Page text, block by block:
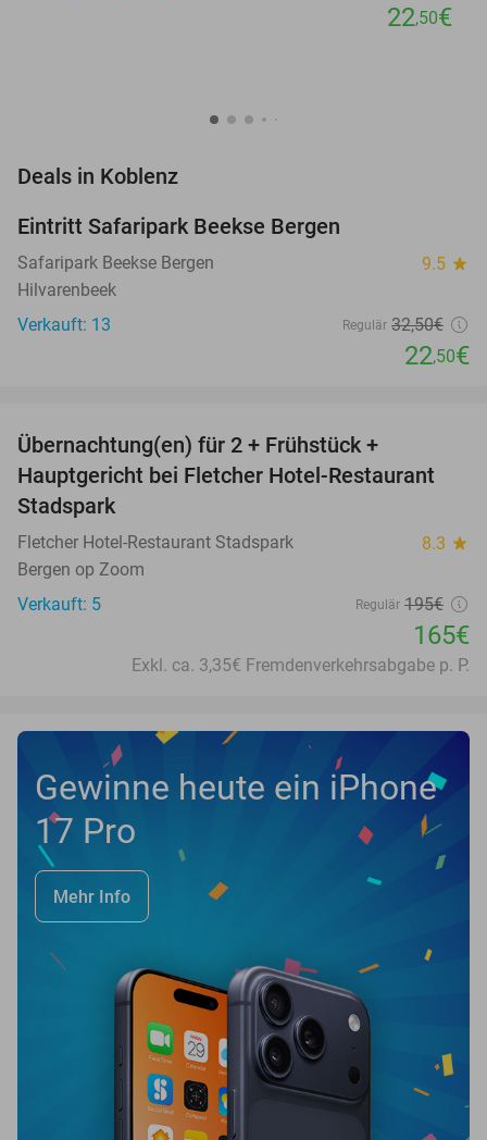
22,50€
Deals in Koblenz
TODAY
Eintritt Safaripark Beekse Bergen
Safaripark Beekse Bergen 9.5 star
Hilvarenbeek
Verkauft: 13
Regulär 32,50€
22,50€
Übernachtung(en) für 2 + Frühstück +
Hauptgericht bei Fletcher Hotel-Restaurant
Stadspark
Fletcher Hotel-Restaurant Stadspark 8.3 star
Bergen op Zoom
Verkauft: 5
Regulär 195€
165€
Exkl. ca. 3,35€ Fremdenverkehrsabgabe p. P.
Gewinne heute ein iPhone
17 Pro
Mehr Info